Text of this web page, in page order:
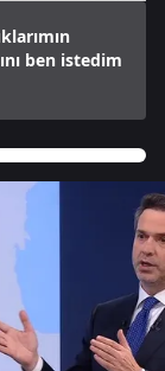
ben istedim